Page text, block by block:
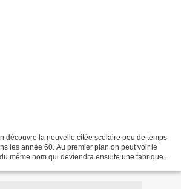
découvre la nouvelle citée scolaire peu de temps
les année 60. Au premier plan on peut voir le
même nom qui deviendra ensuite une fabrique